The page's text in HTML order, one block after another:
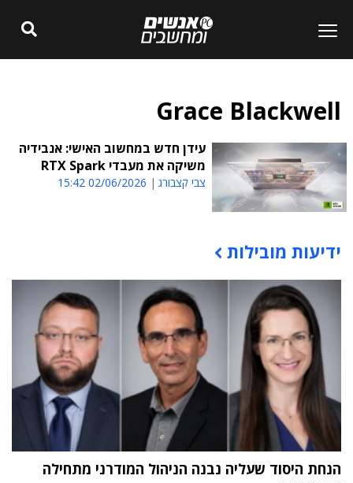
Grace Blackwell
עידן חדש במחשוב האישי: אנבידיה
משיקה את מעבדי RTX Spark
צבי קצבורג 02/06/2026 15:42
תוכן פרסומי
ידיעות מובילות
הנחת היסוד שעליה נבנה הניהול המודרני מתחילה